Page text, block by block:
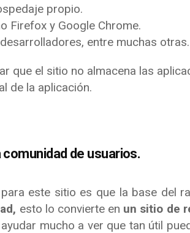
propio.
Firefox y Google Chrome.
entre muchas otras.
que el sitio no almacena las
de la aplicación.
de usuarios.
este sitio es que la base del
esto lo convierte en un sitio de
mucho a ver que tan útil